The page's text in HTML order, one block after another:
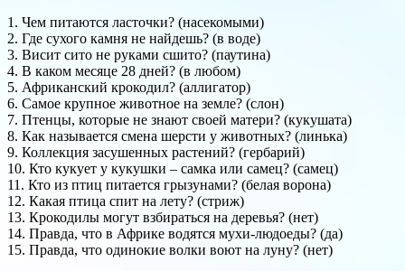
1. Чем питаются ласточки? (насекомыми)
2. Где сухого камня не найдешь? (в воде)
3. Висит сито не руками сшито? (паутина)
4. В каком месяце 28 дней? (в любом)
5. Африканский крокодил? (аллигатор)
6. Самое крупное животное на земле? (слон)
7. Птенцы, которые не знают своей матери? (кукушата)
8. Как называется смена шерсти у животных? (линька)
9. Коллекция засушенных растений? (гербарий)
10. Кто кукует у кукушки – самка или самец? (самец)
11. Кто из птиц питается грызунами? (белая ворона)
12. Какая птица спит на лету? (стриж)
13. Крокодилы могут взбираться на деревья? (нет)
14. Правда, что в Африке водятся мухи-людоеды? (да)
15. Правда, что одинокие волки воют на луну? (нет)